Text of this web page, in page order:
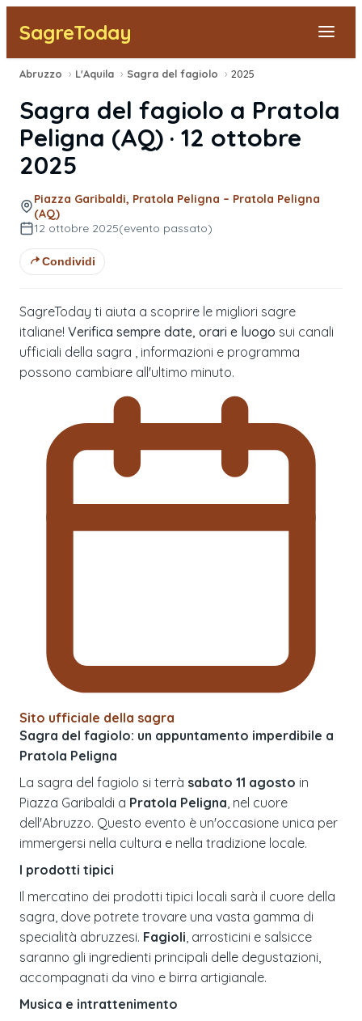
SagreToday
Segnala una sagra
Tutte le Sagre
Vicino a Me
Abruzzo › L'Aquila › Sagra del fagiolo › 2025
Sagra del fagiolo a Pratola
Peligna (AQ) · 12 ottobre
2025
Piazza Garibaldi, Pratola Peligna – Pratola Peligna
(AQ)
12 ottobre 2025(evento passato)
Condividi
SagreToday ti aiuta a scoprire le migliori sagre
italiane! Verifica sempre date, orari e luogo sui canali
ufficiali della sagra , informazioni e programma
possono cambiare all'ultimo minuto.
Sito ufficiale della sagra
Sagra del fagiolo: un appuntamento imperdibile a
Pratola Peligna
La sagra del fagiolo si terrà sabato 11 agosto in
Piazza Garibaldi a Pratola Peligna , nel cuore
dell'Abruzzo. Questo evento è un'occasione unica per
immergersi nella cultura e nella tradizione locale.
I prodotti tipici
Il mercatino dei prodotti tipici locali sarà il cuore della
sagra, dove potrete trovare una vasta gamma di
specialità abruzzesi. Fagioli , arrosticini e salsicce
saranno gli ingredienti principali delle degustazioni,
accompagnati da vino e birra artigianale.
Musica e intrattenimento